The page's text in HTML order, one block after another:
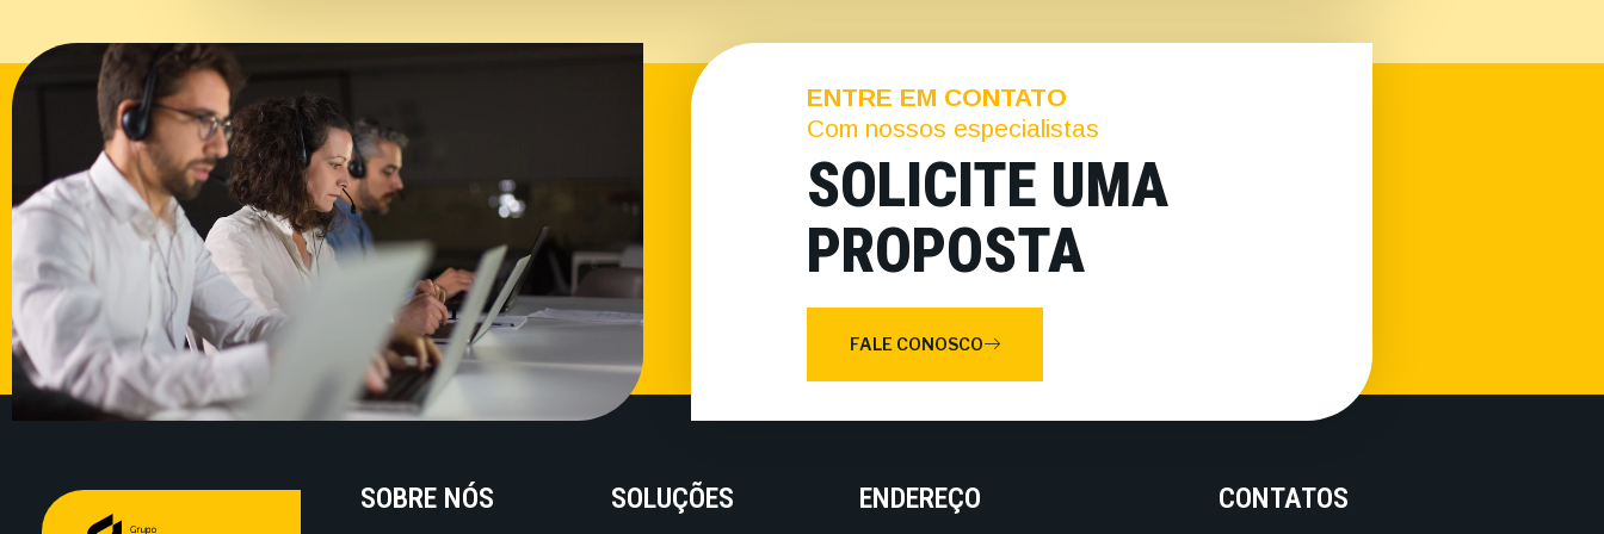
ENTRE EM CONTATO
Com nossos especialistas
SOLICITE UMA
PROPOSTA
FALE CONOSCO
SOBRE NÓS SOLUÇÕES ENDEREÇO CONTATOS